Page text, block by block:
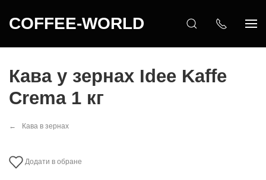
COFFEE-WORLD
Кава у зернах Idee Kaffe
Crema 1 кг
Кава в зернах
Додати в обране